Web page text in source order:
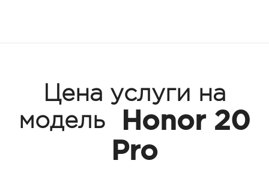
Цена услуги на
модель
Honor 20
Pro